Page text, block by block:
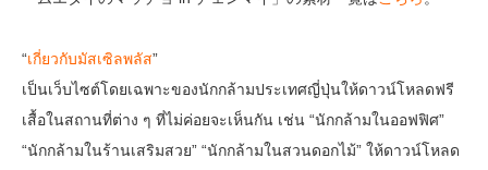
“เกี่ยวกับมัสเซิลพลัส”
เป็นเว็บไซต์โดยเฉพาะของนักกล้ามประเทศญี่ปุ่นให้ดาวน์โหลดฟรี
เสื้อในสถานที่ต่าง ๆ ที่ไม่ค่อยจะเห็นกัน เช่น “นักกล้ามในออฟฟิศ”
“นักกล้ามในร้านเสริมสวย” “นักกล้ามในสวนดอกไม้” ให้ดาวน์โหลด